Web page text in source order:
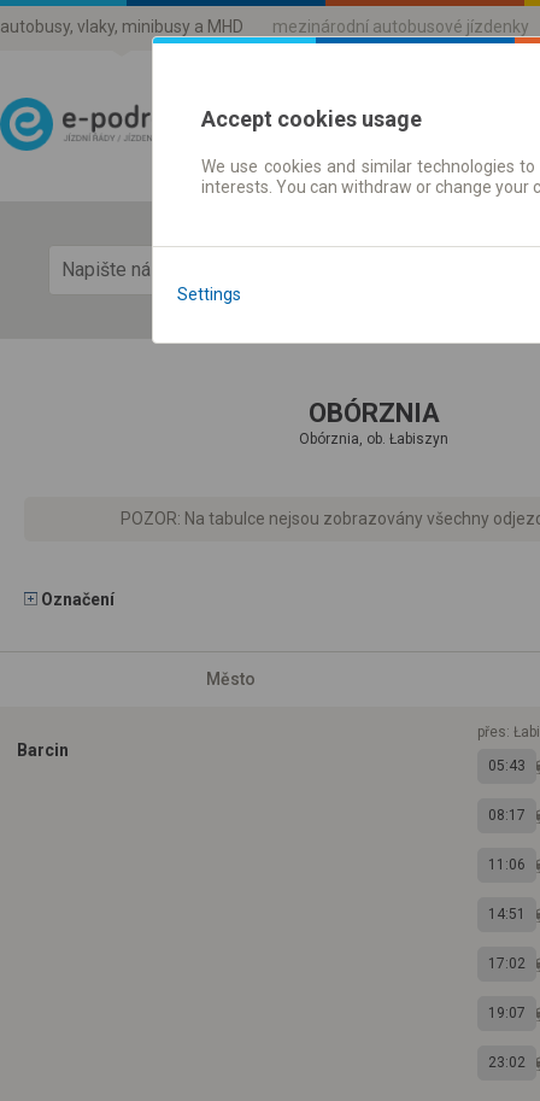
autobusy, vlaky, minibusy a MHD mezinárodní autobusové jízdenky
Jízdni řády a jízdenky
OBÓRZNIA
Obórznia, ob. Łabiszyn
POZOR: Na tabulce nejsou zobrazovány všechny
Označení
Město
Barcin
přes:
05:43
08:17
11:06
14:51
17:02
19:07
23:02
Accept cookies usage
We use cookies and similar technologies
interests. You can withdraw or change
Settings